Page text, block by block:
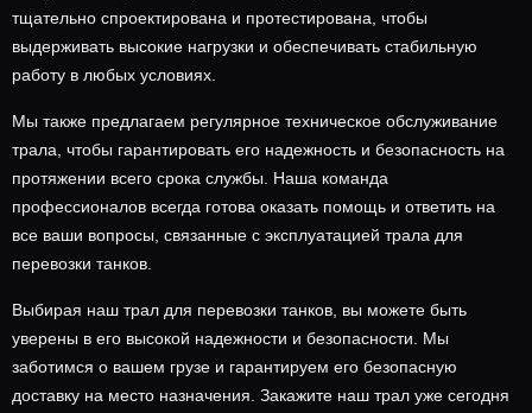
тщательно спроектирована и протестирована, чтобы
выдерживать высокие нагрузки и обеспечивать стабильную
работу в любых условиях.
Мы также предлагаем регулярное техническое обслуживание
трала, чтобы гарантировать его надежность и безопасность на
протяжении всего срока службы. Наша команда
профессионалов всегда готова оказать помощь и ответить на
все ваши вопросы, связанные с эксплуатацией трала для
перевозки танков.
Выбирая наш трал для перевозки танков, вы можете быть
уверены в его высокой надежности и безопасности. Мы
заботимся о вашем грузе и гарантируем его безопасную
доставку на место назначения. Закажите наш трал уже сегодня